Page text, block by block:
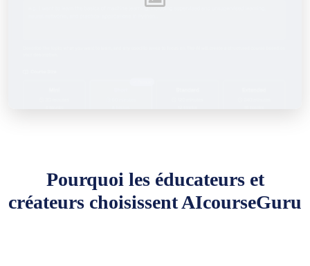
Pourquoi les éducateurs et
créateurs choisissent AIcourseGuru